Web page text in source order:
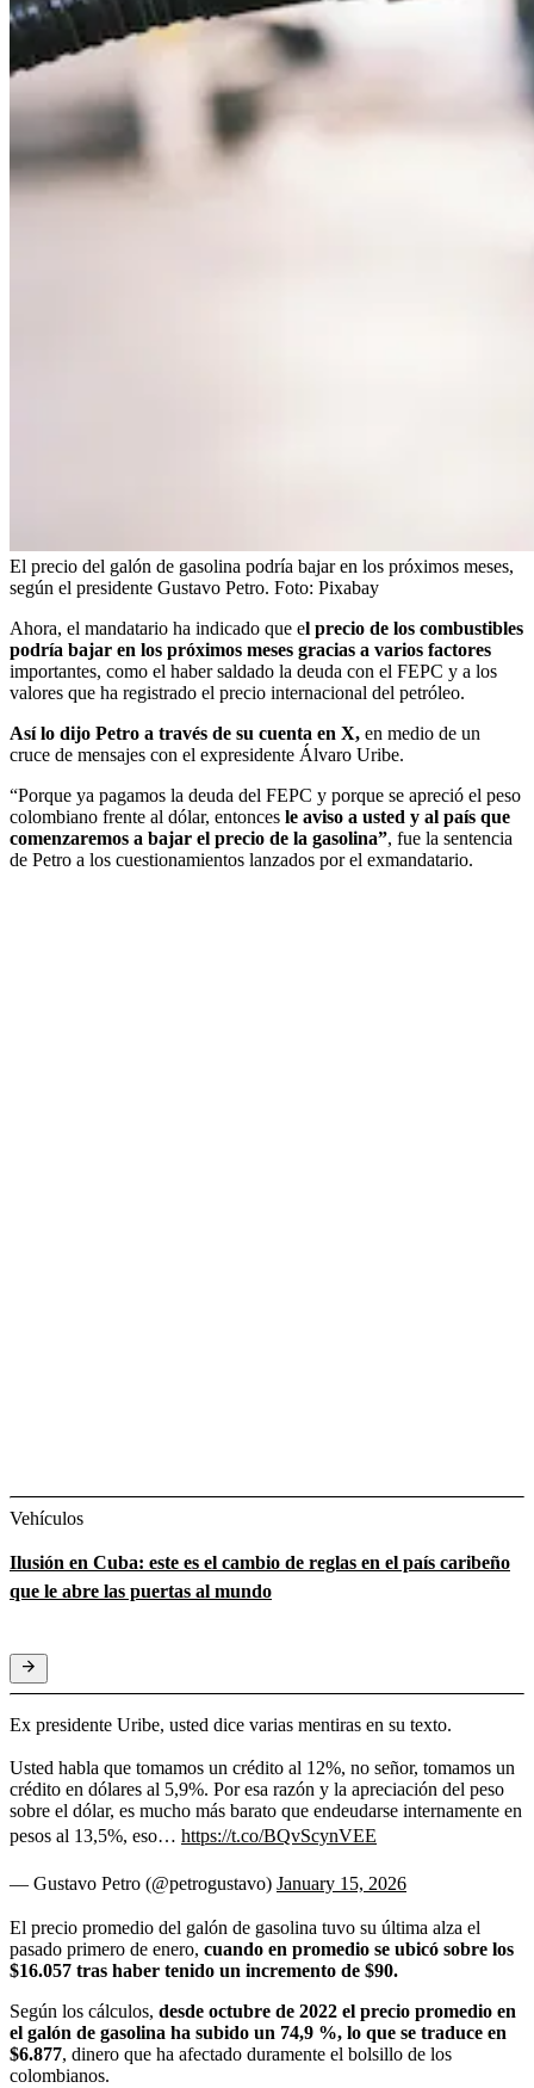
El precio del galón de gasolina podría bajar en los próximos meses,
según el presidente Gustavo Petro. Foto: Pixabay
Ahora, el mandatario ha indicado que el precio de los combustibles
podría bajar en los próximos meses gracias a varios factores
importantes, como el haber saldado la deuda con el FEPC y a los
valores que ha registrado el precio internacional del petróleo.
Así lo dijo Petro a través de su cuenta en X, en medio de un
cruce de mensajes con el expresidente Álvaro Uribe.
“Porque ya pagamos la deuda del FEPC y porque se apreció el peso
colombiano frente al dólar, entonces le aviso a usted y al país que
comenzaremos a bajar el precio de la gasolina”, fue la sentencia
de Petro a los cuestionamientos lanzados por el exmandatario.
Vehículos
Ilusión en Cuba: este es el cambio de reglas en el país caribeño
que le abre las puertas al mundo
Ex presidente Uribe, usted dice varias mentiras en su texto.
Usted habla que tomamos un crédito al 12%, no señor, tomamos un
crédito en dólares al 5,9%. Por esa razón y la apreciación del peso
sobre el dólar, es mucho más barato que endeudarse internamente en
pesos al 13,5%, eso… https://t.co/BQvScynVEE
— Gustavo Petro (@petrogustavo) January 15, 2026
El precio promedio del galón de gasolina tuvo su última alza el
pasado primero de enero, cuando en promedio se ubicó sobre los
$16.057 tras haber tenido un incremento de $90.
Según los cálculos, desde octubre de 2022 el precio promedio en
el galón de gasolina ha subido un 74,9 %, lo que se traduce en
$6.877, dinero que ha afectado duramente el bolsillo de los
colombianos.